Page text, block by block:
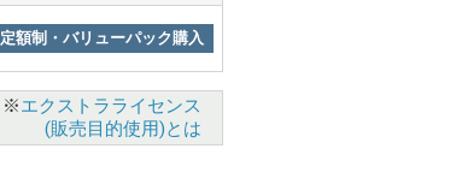
定額制・バリューパック購入
※エクストラライセンス
(販売目的使用)とは